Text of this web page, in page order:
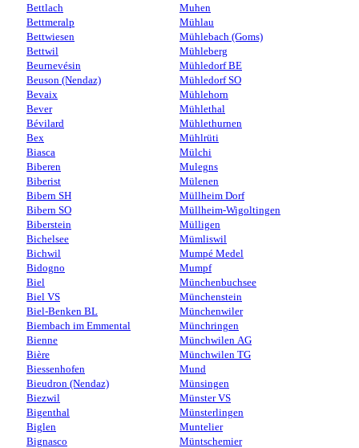
Bettlach
Bettmeralp
Bettwiesen
Bettwil
Beurnevésin
Beuson (Nendaz)
Bevaix
Bever
Bévilard
Bex
Biasca
Biberen
Biberist
Bibern SH
Bibern SO
Biberstein
Bichelsee
Bichwil
Bidogno
Biel
Biel VS
Biel-Benken BL
Biembach im Emmental
Bienne
Bière
Biessenhofen
Bieudron (Nendaz)
Biezwil
Bigenthal
Biglen
Bignasco
Muhen
Mühlau
Mühlebach (Goms)
Mühleberg
Mühledorf BE
Mühledorf SO
Mühlehorn
Mühlethal
Mühlethurnen
Mühlrüti
Mülchi
Mulegns
Mülenen
Müllheim Dorf
Müllheim-Wigoltingen
Mülligen
Mümliswil
Mumpé Medel
Mumpf
Münchenbuchsee
Münchenstein
Münchenwiler
Münchringen
Münchwilen AG
Münchwilen TG
Mund
Münsingen
Münster VS
Münsterlingen
Muntelier
Müntschemier